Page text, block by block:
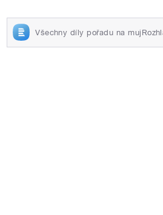
Všechny díly pořadu na